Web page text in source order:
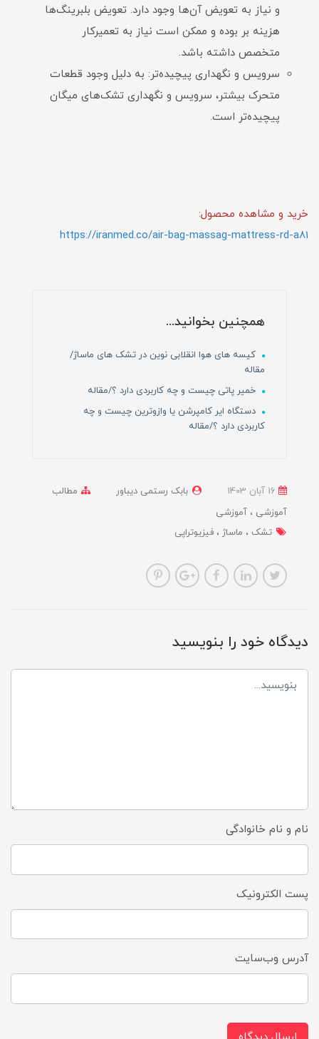
و نیاز به تعویض آن‌ها وجود دارد. تعویض بلبرینگ‌ها
هزینه بر بوده و ممکن است نیاز به تعمیرکار
متخصص داشته باشد.
سرویس و نگهداری پیچیده‌تر: به دلیل وجود قطعات
متحرک بیشتر، سرویس و نگهداری تشک‌های میگان
پیچیده‌تر است.
خرید و مشاهده محصول:
https://iranmed.co/air-bag-massag-mattress-rd-a81
همچنین بخوانید...
کیسه های هوا انقلابی نوین در تشک های ماساژ/
مقاله
خمیر پاتی چیست و چه کاربردی دارد ؟/مقاله
دستگاه ایر کامپرشن یا وازوترین چیست و چه
کاربردی دارد ؟/مقاله
بابک رستمی دیباور
مطالب
آموزشی
آموزشی
تشک
ماساژ فیزیوتراپی
دیدگاه خود را بنویسید
نام و نام خانوادگی
پست الکترونیک
آدرس وب‌سایت